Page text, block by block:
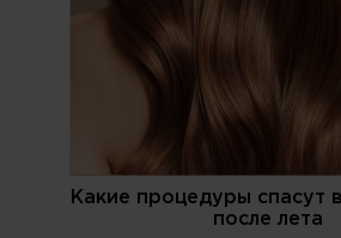
Какие процедуры спасут
после лета